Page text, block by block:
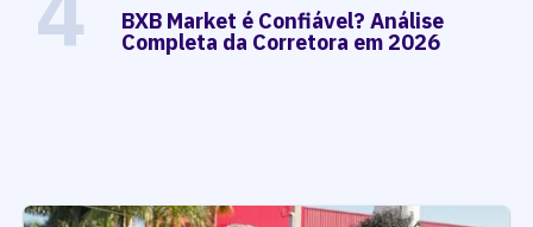
BXB Market é Confiável? Análise
Completa da Corretora em 2026